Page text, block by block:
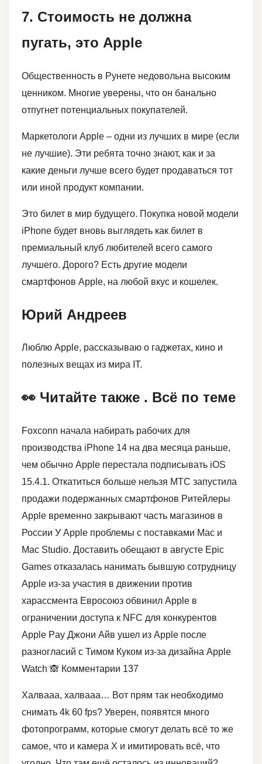
7. Стоимость не должна
пугать, это Apple
Общественность в Рунете недовольна высоким
ценником. Многие уверены, что он банально
отпугнет потенциальных покупателей.
Маркетологи Apple – одни из лучших в мире (если
не лучшие). Эти ребята точно знают, как и за
какие деньги лучше всего будет продаваться тот
или иной продукт компании.
Это билет в мир будущего. Покупка новой модели
iPhone будет вновь выглядеть как билет в
премиальный клуб любителей всего самого
лучшего. Дорого? Есть другие модели
смартфонов Apple, на любой вкус и кошелек.
Юрий Андреев
Люблю Apple, рассказываю о гаджетах, кино и
полезных вещах из мира IT.
👀 Читайте также . Всё по теме
Foxconn начала набирать рабочих для
производства iPhone 14 на два месяца раньше,
чем обычно Apple перестала подписывать iOS
15.4.1. Откатиться больше нельзя МТС запустила
продажи подержанных смартфонов Ритейлеры
Apple временно закрывают часть магазинов в
России У Apple проблемы с поставками Mac и
Mac Studio. Доставить обещают в августе Epic
Games отказалась нанимать бывшую сотрудницу
Apple из-за участия в движении против
харассмента Евросоюз обвинил Apple в
ограничении доступа к NFC для конкурентов
Apple Pay Джони Айв ушел из Apple после
разногласий с Тимом Куком из-за дизайна Apple
Watch 🙈 Комментарии 137
Халвааа, халвааа… Вот прям так необходимо
снимать 4k 60 fps? Уверен, появятся много
фотопрограмм, которые смогут делать всё то же
самое, что и камера X и имитировать всё, что